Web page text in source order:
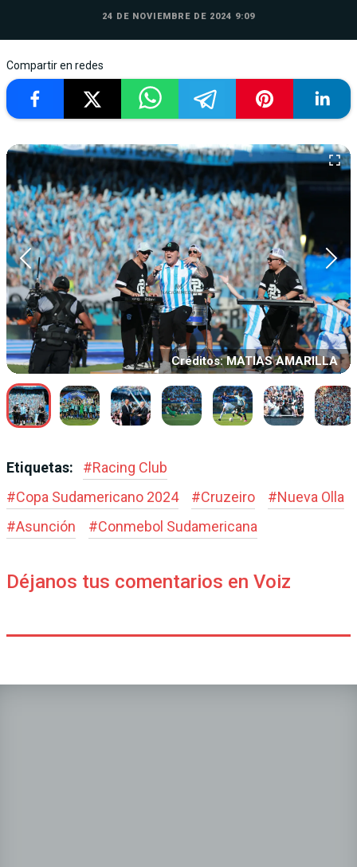
24 DE NOVIEMBRE DE 2024 9:09
Compartir en redes
Créditos: MATIAS AMARILLA
Etiquetas: #Racing Club
#Copa Sudamericano 2024 #Cruzeiro #Nueva Olla
#Asunción #Conmebol Sudamericana
Déjanos tus comentarios en Voiz